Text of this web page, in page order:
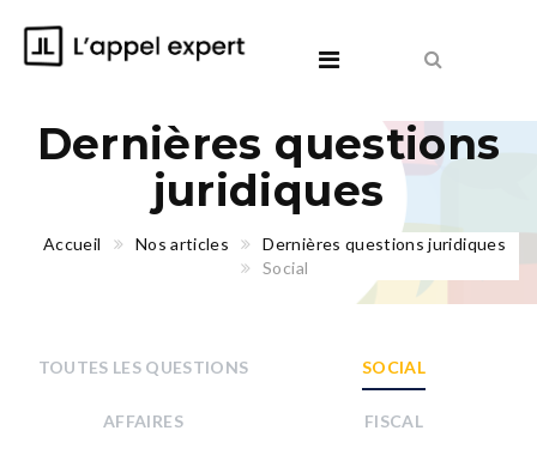
Dernières questions
juridiques
Accueil Nos articles
Dernières questions juridiques
Social
TOUTES LES QUESTIONS SOCIAL
AFFAIRES FISCAL